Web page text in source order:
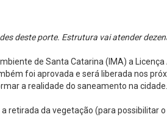
deste porte. Estrutura vai atender
de Santa Catarina (IMA) a
foi aprovada e será liberada nos
a realidade do saneamento na
da vegetação (para possibilitar